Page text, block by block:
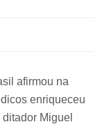
afirmou na
enriqueceu
Miguel